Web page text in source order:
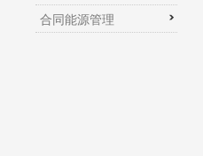
合同能源管理